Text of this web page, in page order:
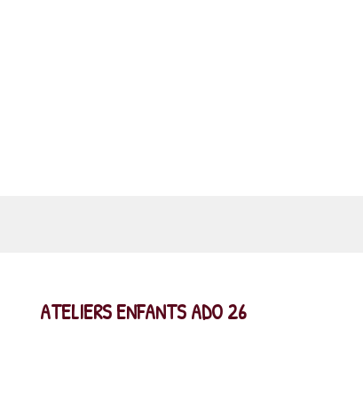
ATELIERS ENFANTS ADO 26